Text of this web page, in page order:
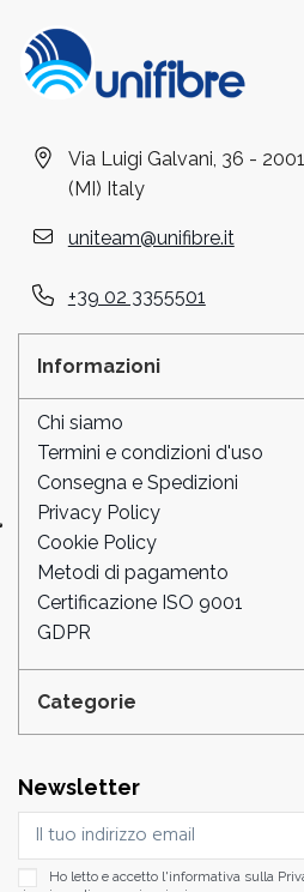
Via Luigi Galvani, 36 -
(MI) Italy
uniteam@unifibre.it
+39 02 3355501
Informazioni
Chi siamo
Termini e condizioni d'uso
Consegna e Spedizioni
Privacy Policy
Cookie Policy
Metodi di pagamento
Certificazione ISO 9001
GDPR
Categorie
Newsletter
Ho letto e accetto l'informativa sulla